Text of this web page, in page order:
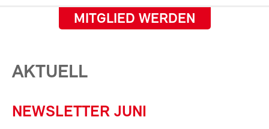
MITGLIED WERDEN
AKTUELL
NEWSLETTER JUNI